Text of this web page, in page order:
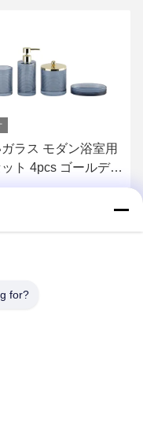
ョンポンプボトル
ット
for?